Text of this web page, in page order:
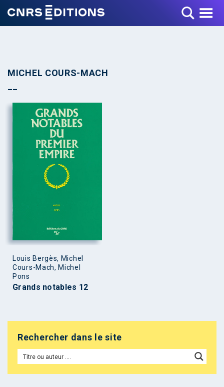
Toggle Menu
MICHEL COURS-MACH
Louis Bergès, Michel
Cours-Mach, Michel
Pons
Grands notables 12
Rechercher dans le site